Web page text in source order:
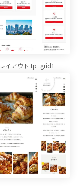
イアウト tp_grid1